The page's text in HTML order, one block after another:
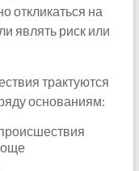
откликаться на
являть риск или
трактуются
основаниям: